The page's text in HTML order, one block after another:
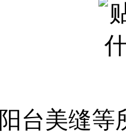
台美缝等